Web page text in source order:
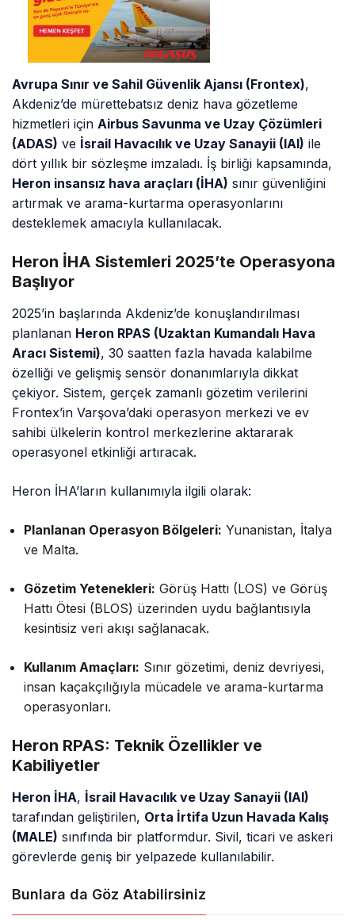
Avrupa Sınır ve Sahil Güvenlik Ajansı (Frontex),
Akdeniz’de mürettebatsız deniz hava gözetleme
hizmetleri içinAirbus Savunma ve Uzay Çözümleri
(ADAS) ve İsrail Havacılık ve Uzay Sanayii (IAI) ile
dört yıllık bir sözleşme imzaladı. İş birliği kapsamında,
Heron insansız hava araçları (İHA) sınır güvenliğini
artırmak ve arama-kurtarma operasyonlarını
desteklemek amacıyla kullanılacak.
Heron İHA Sistemleri 2025’te Operasyona
Başlıyor
2025’in başlarında Akdeniz’de konuşlandırılması
planlanan Heron RPAS (Uzaktan Kumandalı Hava
Aracı Sistemi), 30 saatten fazla havada kalabilme
özelliği ve gelişmiş sensör donanımlarıyla dikkat
çekiyor. Sistem, gerçek zamanlı gözetim verilerini
Frontex’in Varşova’daki operasyon merkezi ve ev
sahibi ülkelerin kontrol merkezlerine aktararak
operasyonel etkinliği artıracak.
Heron İHA’ların kullanımıyla ilgili olarak:
Planlanan Operasyon Bölgeleri: Yunanistan, İtalya
ve Malta.
Gözetim Yetenekleri: Görüş Hattı (LOS) ve Görüş
Hattı Ötesi (BLOS) üzerinden uydu bağlantısıyla
kesintisiz veri akışı sağlanacak.
Kullanım Amaçları: Sınır gözetimi, deniz devriyesi,
insan kaçakçılığıyla mücadele ve arama-kurtarma
operasyonları.
Heron RPAS: Teknik Özellikler ve
Kabiliyetler
Heron İHA, İsrail Havacılık ve Uzay Sanayii (IAI)
tarafından geliştirilen, Orta İrtifa Uzun Havada Kalış
(MALE) sınıfında bir platformdur. Sivil, ticari ve askeri
görevlerde geniş bir yelpazede kullanılabilir.
Bunlara da Göz Atabilirsiniz